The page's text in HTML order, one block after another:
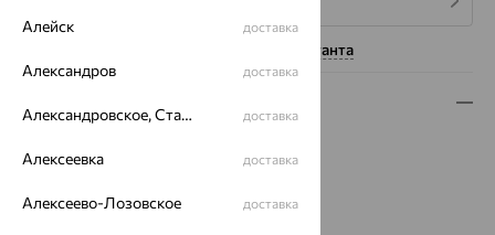
Нужна помощь консультанта
Проба:585
Страна происхождения:
Алейск доставка
Александров доставка
Александровское, Ставропольский край доставка
Алексеевка доставка
Алексеево-Лозовское доставка